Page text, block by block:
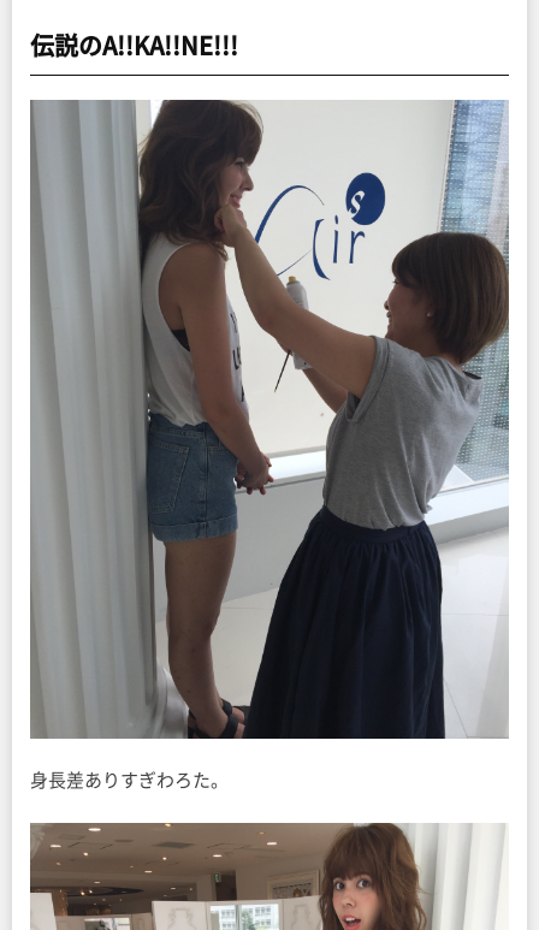
伝説のA!!KA!!NE!!!
身長差ありすぎわろた。